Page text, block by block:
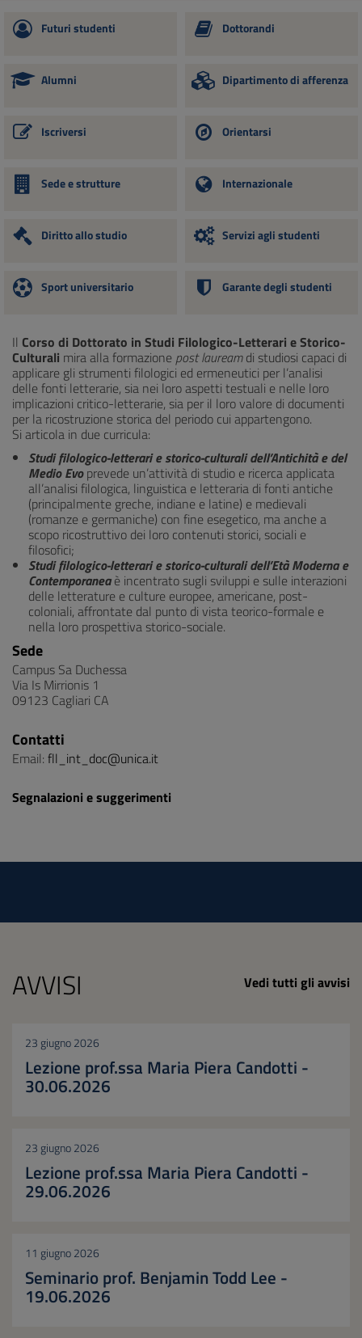
Futuri studenti Dottorandi
Alumni Dipartimento di afferenza
Iscriversi Orientarsi
Sede e strutture Internazionale
Diritto allo studio Servizi agli studenti
Sport universitario Garante degli studenti
Il Corso di Dottorato in Studi Filologico-Letterari e Storico-
Culturali mira alla formazione post laureamdi studiosi capaci di
applicare gli strumenti filologici ed ermeneutici per l’analisi
delle fonti letterarie, sia nei loro aspetti testuali e nelle loro
implicazioni critico-letterarie, sia per il loro valore di documenti
per la ricostruzione storica del periodo cui appartengono.
Si articola in due curricula:
Studi filologico-letterari e storico-culturali dell’Antichità e del
Medio Evoprevede un’attività di studio e ricerca applicata
all’analisi filologica, linguistica e letteraria di fonti antiche
(principalmente greche, indiane e latine) e medievali
(romanze e germaniche) con fine esegetico, ma anche a
scopo ricostruttivo dei loro contenuti storici, sociali e
filosofici;
Studi filologico-letterari e storico-culturali dell’Età Moderna e
Contemporaneaè incentrato sugli sviluppi e sulle interazioni
delle letterature e culture europee, americane, post-
coloniali, affrontate dal punto di vista teorico-formale e
nella loro prospettiva storico-sociale.
Sede
Campus Sa Duchessa
Via Is Mirrionis 1
09123 Cagliari CA
Contatti
Email: fll_int_doc@unica.it
Segnalazioni e suggerimenti
AVVISI Vedi tutti gli avvisi
23 giugno 2026
Lezione prof.ssa Maria Piera Candotti -
30.06.2026
23 giugno 2026
Lezione prof.ssa Maria Piera Candotti -
29.06.2026
11 giugno 2026
Seminario prof. Benjamin Todd Lee -
19.06.2026